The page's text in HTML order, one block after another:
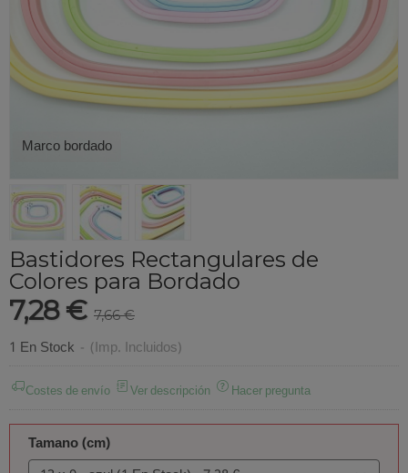
Marco bordado
Bastidores Rectangulares de
Colores para Bordado
7,28 € 7,66 €
1 En Stock - (Imp. Incluidos)
Costes de envío Ver descripción Hacer pregunta
Tamano (cm)